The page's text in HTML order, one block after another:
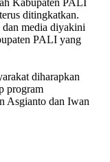
Kabupaten PALI
ditingkatkan.
dan media diyakini
PALI yang
diharapkan
program
Asgianto dan Iwan